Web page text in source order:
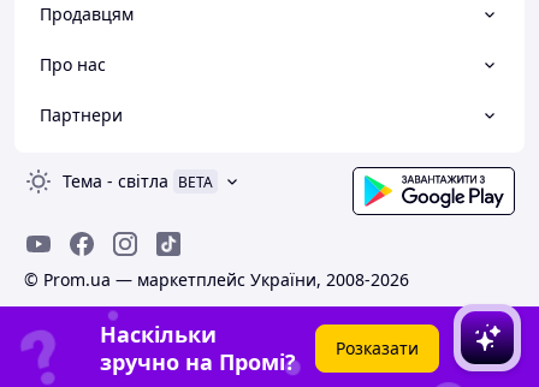
Продавцям
Про нас
Партнери
Тема - світла BETA
© Prom.ua — маркетплейс України, 2008-2026
Наскільки
зручно на Промі?
Розказати